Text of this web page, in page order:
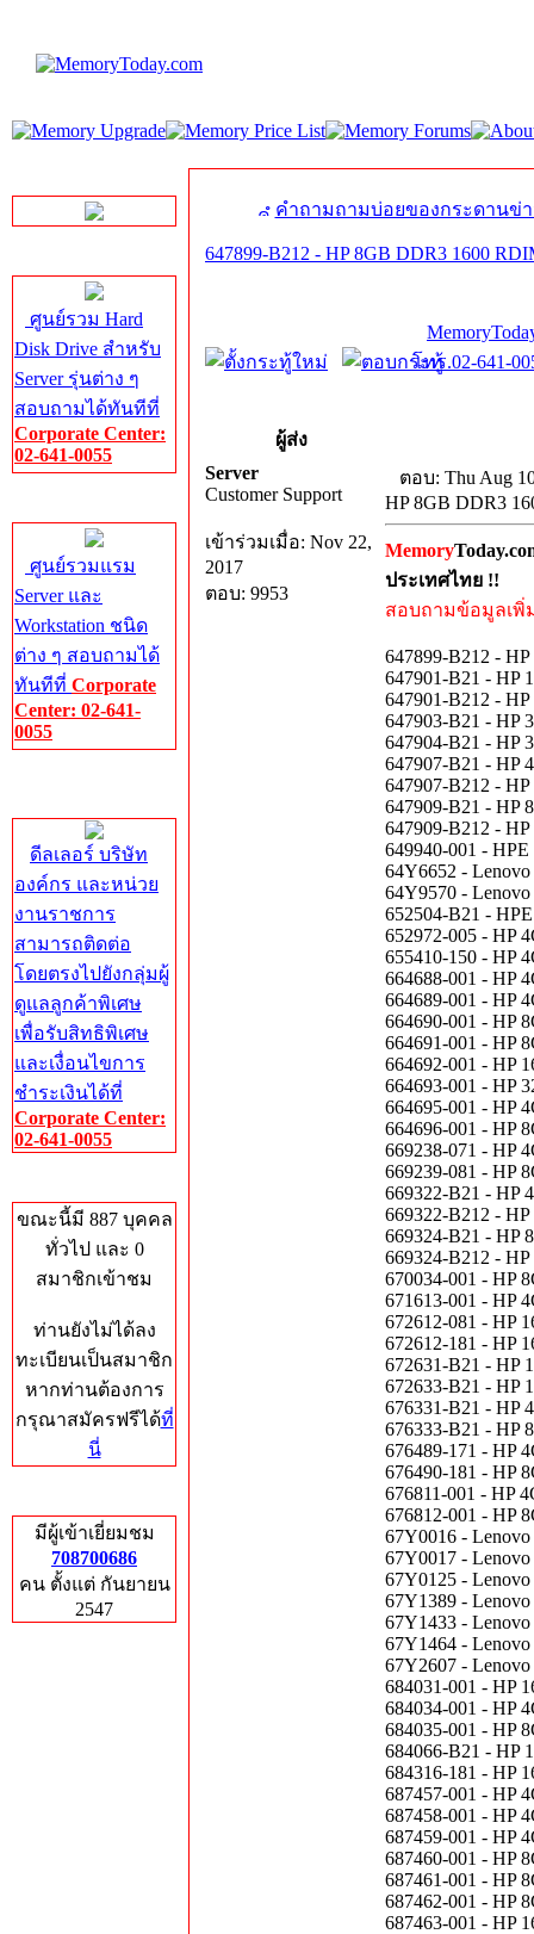
ศูนย์รวม Hard
Disk Drive สำหรับ
Server รุ่นต่าง ๆ
สอบถามได้ทันทีที่
Corporate Center:
02-641-0055
ศูนย์รวมแรม
Server และ
Workstation ชนิด
ต่าง ๆ สอบถามได้
ทันทีที่ Corporate
Center: 02-641-
0055
ดีลเลอร์ บริษัท
องค์กร และหน่วย
งานราชการ
สามารถติดต่อ
โดยตรงไปยังกลุ่มผู้
ดูแลลูกค้าพิเศษ
เพื่อรับสิทธิพิเศษ
และเงื่อนไขการ
ชำระเงินได้ที่
Corporate Center:
02-641-0055
ขณะนี้มี 887 บุคคล
ทั่วไป และ 0
สมาชิกเข้าชม
ท่านยังไม่ได้ลง
ทะเบียนเป็นสมาชิก
หากท่านต้องการ
กรุณาสมัครฟรีได้ที่
นี่
มีผู้เข้าเยี่ยมชม
708700686
คน ตั้งแต่ กันยายน
2547
คำถามถามบ่อยของกระดานข่
647899-B212 - HP 8GB DDR3 1600
โทร.02-641-
ผู้ส่ง
Server
Customer Support
เข้าร่วมเมื่อ: Nov 22,
2017
ตอบ: 9953
ตอบ: Thu Aug
HP 8GB DDR3
Memory
ประเทศไทย !!
สอบถามข้อมูลเพิ่
647899-B212 -
647901-B21 - HP
647901-B212 -
647903-B21 - HP
647904-B21 - HP
647907-B21 - HP
647907-B212 -
647909-B21 - HP
647909-B212 -
649940-001 -
64Y6652 -
64Y9570 -
652504-B21 -
652972-005 - HP
655410-150 - HP
664688-001 - HP
664689-001 - HP
664690-001 - HP
664691-001 - HP
664692-001 - HP
664693-001 - HP
664695-001 - HP
664696-001 - HP
669238-071 - HP
669239-081 - HP
669322-B21 - HP
669322-B212 -
669324-B21 - HP
669324-B212 -
670034-001 - HP
671613-001 - HP
672612-081 - HP
672612-181 - HP
672631-B21 - HP
672633-B21 - HP
676331-B21 - HP
676333-B21 - HP
676489-171 - HP
676490-181 - HP
676811-001 - HP
676812-001 - HP
67Y0016 -
67Y0017 -
67Y0125 -
67Y1389 -
67Y1433 -
67Y1464 -
67Y2607 -
684031-001 - HP
684034-001 - HP
684035-001 - HP
684066-B21 - HP
684316-181 - HP
687457-001 - HP
687458-001 - HP
687459-001 - HP
687460-001 - HP
687461-001 - HP
687462-001 - HP
687463-001 - HP